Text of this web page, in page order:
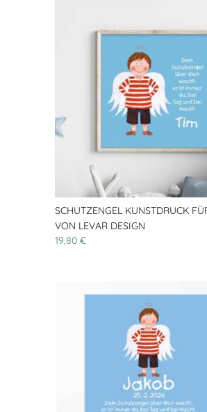
SCHUTZENGEL KUNSTDRUCK
VON LEVAR DESIGN
19,80 €